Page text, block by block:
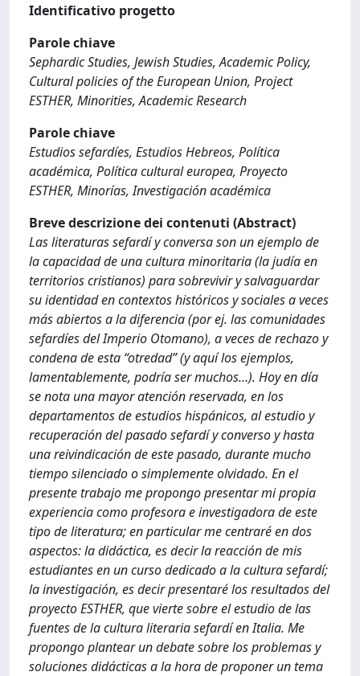
Identificativo progetto
Parole chiave
Sephardic Studies, Jewish Studies, Academic Policy,
Cultural policies of the European Union, Project
ESTHER, Minorities, Academic Research
Parole chiave
Estudios sefardíes, Estudios Hebreos, Política
académica, Política cultural europea, Proyecto
ESTHER, Minorías, Investigación académica
Breve descrizione dei contenuti (Abstract)
Las literaturas sefardí y conversa son un ejemplo de
la capacidad de una cultura minoritaria (la judía en
territorios cristianos) para sobrevivir y salvaguardar
su identidad en contextos históricos y sociales a veces
más abiertos a la diferencia (por ej. las comunidades
sefardíes del Imperio Otomano), a veces de rechazo y
condena de esta “otredad” (y aquí los ejemplos,
lamentablemente, podría ser muchos…). Hoy en día
se nota una mayor atención reservada, en los
departamentos de estudios hispánicos, al estudio y
recuperación del pasado sefardí y converso y hasta
una reivindicación de este pasado, durante mucho
tiempo silenciado o simplemente olvidado. En el
presente trabajo me propongo presentar mi propia
experiencia como profesora e investigadora de este
tipo de literatura; en particular me centraré en dos
aspectos: la didáctica, es decir la reacción de mis
estudiantes en un curso dedicado a la cultura sefardí;
la investigación, es decir presentaré los resultados del
proyecto ESTHER, que vierte sobre el estudio de las
fuentes de la cultura literaria sefardí en Italia. Me
propongo plantear un debate sobre los problemas y
soluciones didácticas a la hora de proponer un tema